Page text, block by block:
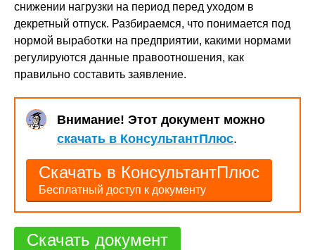
снижении нагрузки на период перед уходом в
декретный отпуск. Разбираемся, что понимается под
нормой выработки на предприятии, какими нормами
регулируются данные правоотношения, как
правильно составить заявление.
Внимание! Этот документ можно
скачать в КонсультантПлюс.
Скачать в КонсультантПлюс
Бесплатный доступ к документу
Скачать документ